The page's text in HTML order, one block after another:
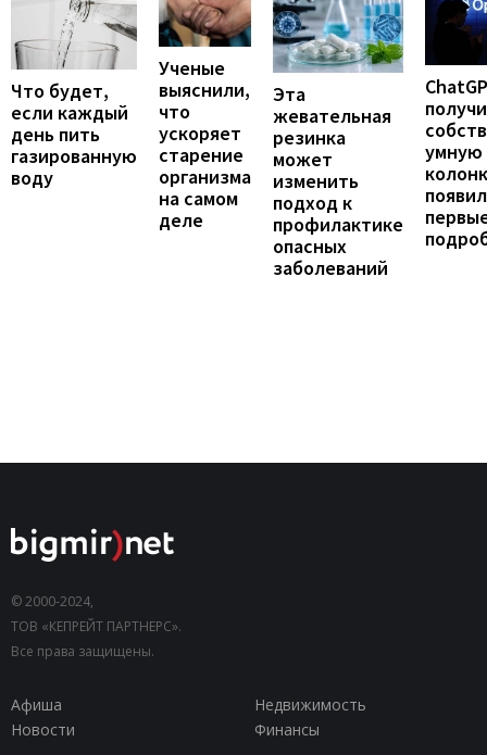
Что будет,
если каждый
день пить
газированную
воду
Ученые
выяснили,
что
ускоряет
старение
организма
на самом
деле
Эта
жевательная
резинка
может
изменить
подход к
профилактике
опасных
заболеваний
умную
© 2000-2024,
ТОВ «КЕПРЕЙТ ПАРТНЕРС».
Все права защищены.
Афиша
Недвижимость
Новости
Финансы